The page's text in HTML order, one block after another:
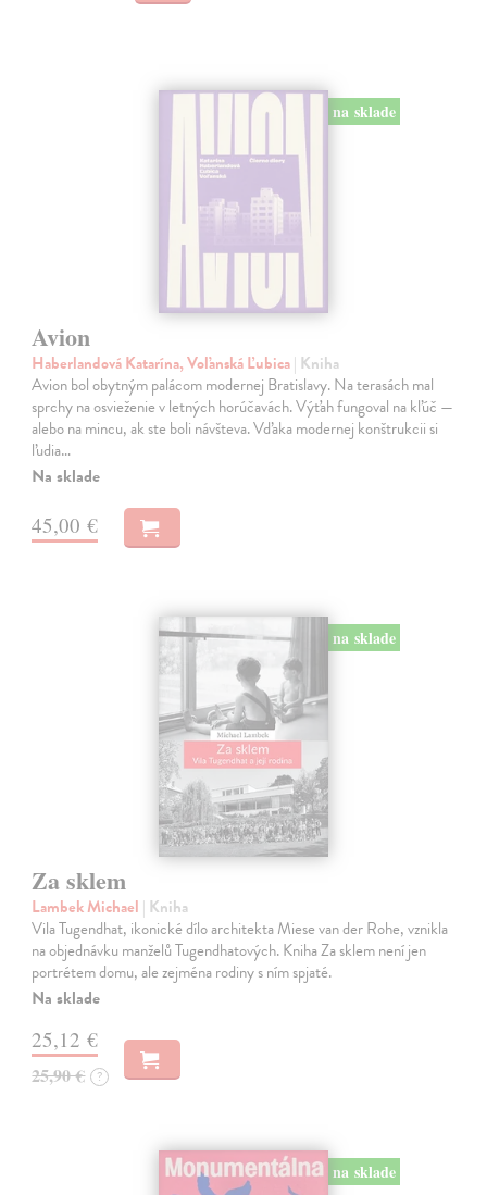
na sklade
Avion
Haberlandová Katarína, Voľanská Ľubica| Kniha
Avion bol obytným palácom modernej Bratislavy. Na terasách mal
sprchy na osvieženie v letných horúčavách. Výťah fungoval na kľúč —
alebo na mincu, ak ste boli návšteva. Vďaka modernej konštrukcii si
ľudia…
Na sklade
45,00 €
na sklade
Za sklem
Lambek Michael | Kniha
Vila Tugendhat, ikonické dílo architekta Miese van der Rohe, vznikla
na objednávku manželů Tugendhatových. Kniha Za sklem není jen
portrétem domu, ale zejména rodiny s ním spjaté.
Na sklade
25,12 €
25,90 € ?
na sklade